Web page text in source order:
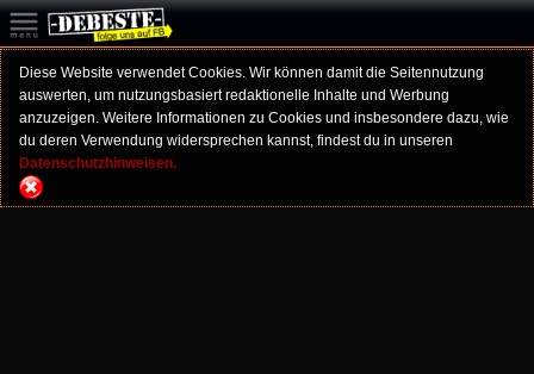
Diese Website verwendet Cookies. Wir können damit die Seitennutzung
auswerten, um nutzungsbasiert redaktionelle Inhalte und Werbung
anzuzeigen. Weitere Informationen zu Cookies und insbesondere dazu, wie
du deren Verwendung widersprechen kannst, findest du in unseren
Datenschutzhinweisen.